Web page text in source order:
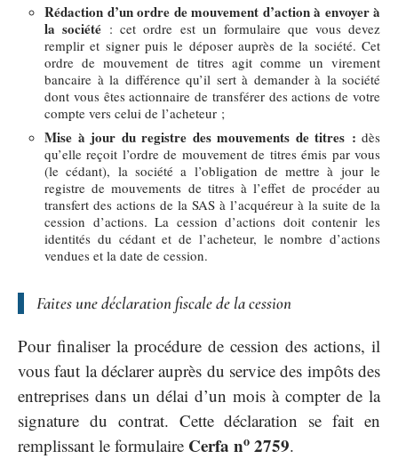
Rédaction d’un ordre de mouvement d’action à envoyer à
la société : cet ordre est un formulaire que vous devez
remplir et signer puis le déposer auprès de la société. Cet
ordre de mouvement de titres agit comme un virement
bancaire à la différence qu’il sert à demander à la société
dont vous êtes actionnaire de transférer des actions de votre
compte vers celui de l’acheteur ;
Mise à jour du registre des mouvements de titres : dès
qu’elle reçoit l’ordre de mouvement de titres émis par vous
(le cédant), la société a l’obligation de mettre à jour le
registre de mouvements de titres à l’effet de procéder au
transfert des actions de la SAS à l’acquéreur à la suite de la
cession d’actions. La cession d’actions doit contenir les
identités du cédant et de l’acheteur, le nombre d’actions
vendues et la date de cession.
Faites une déclaration fiscale de la cession
Pour finaliser la procédure de cession des actions, il
vous faut la déclarer auprès du service des impôts des
entreprises dans un délai d’un mois à compter de la
signature du contrat. Cette déclaration se fait en
remplissant le formulaire Cerfa no 2759.